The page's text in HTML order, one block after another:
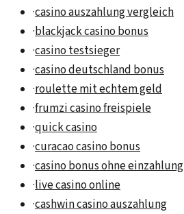
·casino auszahlung vergleich
·blackjack casino bonus
·casino testsieger
·casino deutschland bonus
·roulette mit echtem geld
·frumzi casino freispiele
·quick casino
·curacao casino bonus
·casino bonus ohne einzahlung
·live casino online
·cashwin casino auszahlung